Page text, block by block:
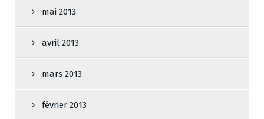
mai 2013
avril 2013
mars 2013
février 2013